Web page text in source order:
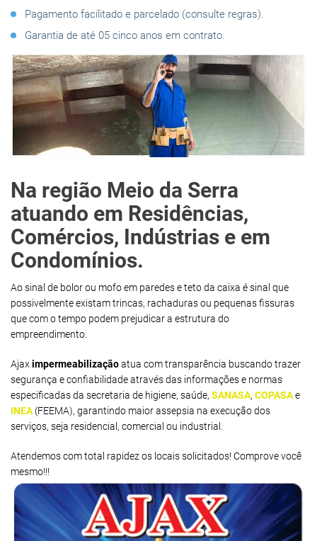
Pagamento facilitado e parcelado (consulte regras).
Garantia de até 05 cinco anos em contrato.
Na região Meio da Serra
atuando em Residências,
Comércios, Indústrias e em
Condomínios.
Ao sinal de bolor ou mofo em paredes e teto da caixa é sinal que
possivelmente existam trincas, rachaduras ou pequenas fissuras
que com o tempo podem prejudicar a estrutura do
empreendimento.
Ajaximpermeabilizaçãoatua com transparência buscando trazer
segurança e confiabilidade através das informações e normas
especificadas da secretaria de higiene, saúde, SANASA, COPASAe
INEA (FEEMA), garantindo maior assepsia na execução dos
serviços, seja residencial, comercial ou industrial.
Atendemos com total rapidez os locais solicitados! Comprove você
mesmo!!!